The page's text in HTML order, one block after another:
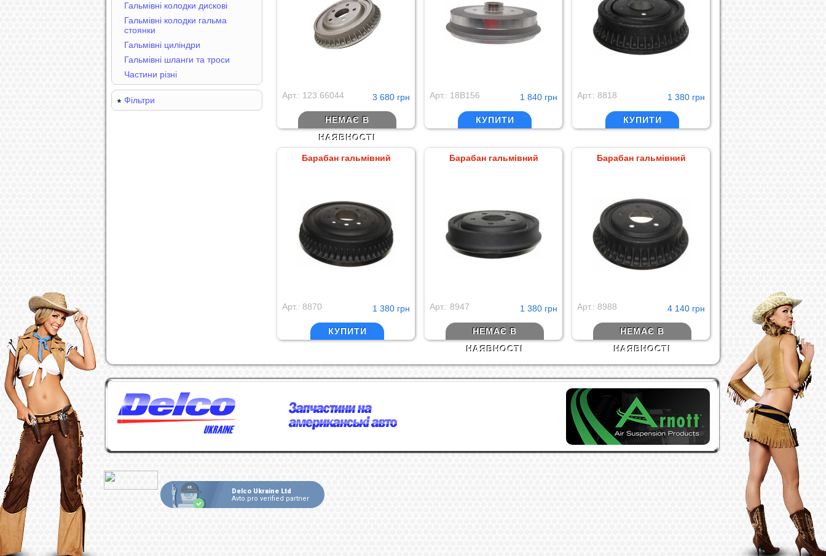
Арт.: 123.66044 3 680 грн
НЕМАЄ В
НАЯВНОСТІ
Арт.: 18B156 1 840 грн
КУПИТИ
Арт.: 8818 1 380 грн
КУПИТИ
Барабан гальмівний
Арт.: 8870 1 380 грн
КУПИТИ
Барабан гальмівний
Арт.: 8947 1 380 грн
НЕМАЄ В
НАЯВНОСТІ
Барабан гальмівний
Арт.: 8988 4 140 грн
НЕМАЄ В
НАЯВНОСТІ
Гальмівні колодки дискові
Гальмівні колодки гальма
стоянки
Гальмівні циліндри
Гальмівні шланги та троси
Частини різні
Фільтри
Delco Ukraine Ltd
Avto.pro verified partner